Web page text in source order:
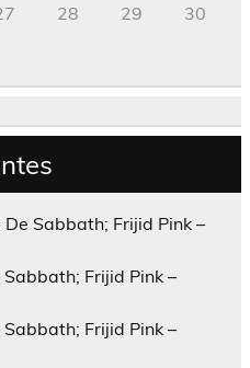
28 29
30
De Sabbath; Frijid Pink –
Sabbath; Frijid Pink –
Sabbath; Frijid Pink –